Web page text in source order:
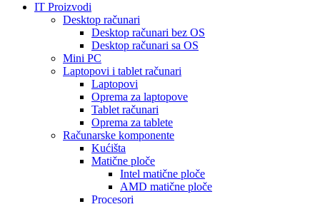
IT Proizvodi
Desktop računari
Desktop računari bez OS
Desktop računari sa OS
Mini PC
Laptopovi i tablet računari
Laptopovi
Oprema za laptopove
Tablet računari
Oprema za tablete
Računarske komponente
Kućišta
Matične ploče
Intel matične ploče
AMD matične ploče
Procesori